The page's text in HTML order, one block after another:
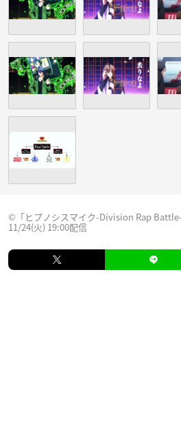
©「ヒプノシスマイク-Division Rap
11/24(火) 19:00配信